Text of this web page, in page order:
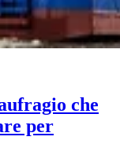
che
per